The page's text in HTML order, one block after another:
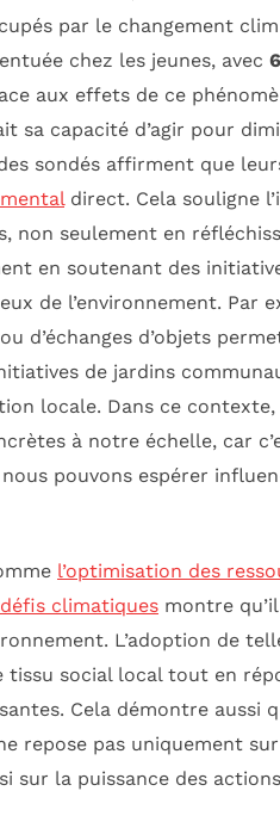
par le changement
chez les jeunes, avec
aux effets de ce
sa capacité d’agir pour
sondés affirment que
direct. Cela souligne
non seulement en
en soutenant des
de l’environnement. Par
d’échanges d’objets
de jardins
locale. Dans ce
à notre échelle, car
pouvons espérer
l’optimisation des
climatiques montre
L’adoption de
social local tout en
Cela démontre aussi
repose pas uniquement
sur la puissance des